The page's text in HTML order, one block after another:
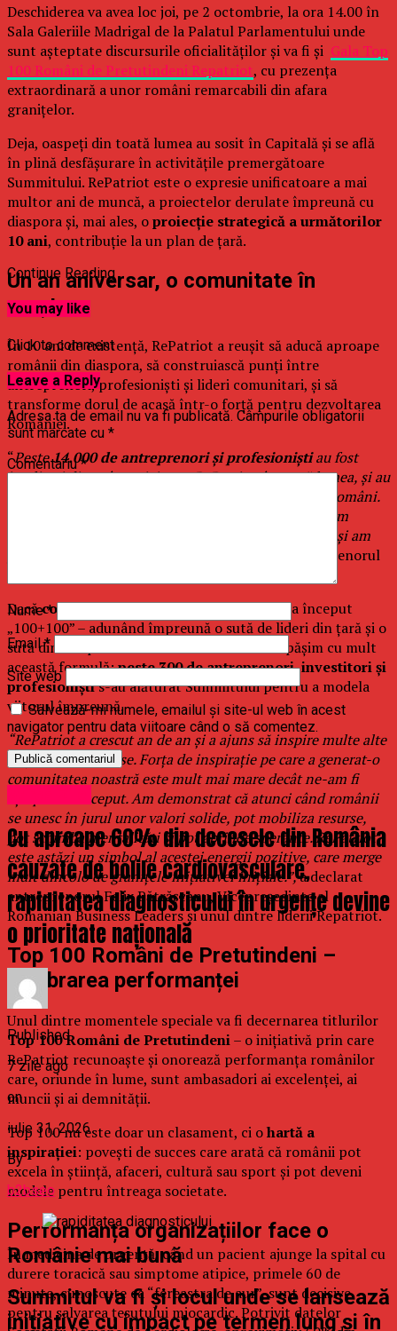
Deschiderea va avea loc joi, pe 2 octombrie, la ora 14.00 în
Sala Galeriile Madrigal de la Palatul Parlamentului unde
sunt așteptate discursurile oficialităților și va fi și Gala Top
100 Români de Pretutindeni Repatriot, cu prezența
extraordinară a unor români remarcabili din afara
granițelor.
Deja, oaspeți din toată lumea au sosit în Capitală și se află
în plină desfășurare în activitățile premergătoare
Summitului. RePatriot este o expresie unificatoare a mai
multor ani de muncă, a proiectelor derulate împreună cu
diaspora și, mai ales, oproiecție strategică a următorilor
10 ani, contribuție la un plan de țară.
Un an aniversar, o comunitate în
creștere
În 10 ani de existență, RePatriot a reușit să aducă aproape
românii din diaspora, să construiască punți între
antreprenori, profesioniști și lideri comunitari, și să
transforme dorul de acasă într-o forță pentru dezvoltarea
României.
“Peste14.000 de antreprenori și profesioniștiau fost
implicați direct în activitatea RePatriot, în toată lumea, și au
contribuit la refacerea țesăturii de încredere dintre români.
Am mers milioane de mile în toate colțurile lumii, am
câștigat prieteni, am generat afaceri și noi investiții și am
a declarat antreprenorul
Dacăconceptul Summituluia fost încă de la început
„100+100” – adunând împreună o sută de lideri din țară și o
sută din diaspora – anul acesta aniversar depășim cu mult
această formulă:peste 300 de antreprenori, investitori și
profesioniștis-au alăturat Summitului pentru a modela
viitorul împreună.
“RePatriot a crescut an de an și a ajuns să inspire multe alte
inițiative generoase. Forța de inspirație pe care a generat-o
comunitatea noastră este mult mai mare decât ne-am fi
așteptat la început. Am demonstrat că atunci când românii
se unesc în jurul unor valori solide, pot mobiliza resurse,
pot schimba mentalități și pot aprinde speranțe. RePatriot
este astăzi un simbol al acestei energii pozitive, care merge
mult dincolo de granițele inițiativei inițiale.”,a declarat
antreprenorul Felix Pătrășcanu, Vicepreședinte al
Romanian Business Leaders și unul dintre liderii Repatriot.
Top 100 Români de Pretutindeni –
celebrarea performanței
Unul dintre momentele speciale va fi decernarea titlurilor
Top 100 Români de Pretutindeni– o inițiativă prin care
RePatriot recunoaște și onorează performanța românilor
care, oriunde în lume, sunt ambasadori ai excelenței, ai
muncii și ai demnității.
Top 100 nu este doar un clasament, ci ohartă a
inspirației: povești de succes care arată că românii pot
excela în știință, afaceri, cultură sau sport și pot deveni
modele pentru întreaga societate.
Performanța organizațiilor face o
Românie mai bună
Summitul va fi și locul unde se lansează
inițiative cu impact pe termen lung și în
Continue Reading
You may like
Click to comment
Leave a Reply
Adresa ta de email nu va fi publicată. Câmpurile obligatorii
sunt marcate cu *
Comentariu*
Nume*
Email*
Site web
Salvează-mi numele, emailul și site-ul web în acest
navigator pentru data viitoare când o să comentez.
Cu aproape 60% din decesele din România
cauzate de bolile cardiovasculare,
rapiditatea diagnosticului în urgențe devine
o prioritate națională
Published
7 zile ago
on
iulie 31, 2026
By
b2bseo
În medicina de urgență, când un pacient ajunge la spital cu
durere toracică sau simptome atipice, primele 60 de
minute, cunoscute ca “fereastra de aur”, sunt decisive
pentru salvarea țesutului miocardic. Potrivit datelor